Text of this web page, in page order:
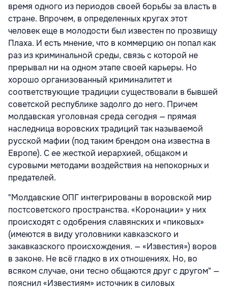
время одного из периодов своей борьбы за власть в
стране. Впрочем, в определенных кругах этот
человек еще в молодости был известен по прозвищу
Плаха. И есть мнение, что в коммерцию он попал как
раз из криминальной среды, связь с которой не
прерывал ни на одном этапе своей карьеры. Но
хорошо организованный криминалитет и
соответствующие традиции существовали в бывшей
советской республике задолго до него. Причем
молдавская уголовная среда сегодня — прямая
наследница воровских традиций так называемой
русской мафии (под таким брендом она известна в
Европе). С ее жесткой иерархией, общаком и
суровыми методами воздействия на непокорных и
предателей.
"Молдавские ОПГ интегрированы в воровской мир
постсоветского пространства. «Коронации» у них
происходят с одобрения славянских и «пиковых»
(имеются в виду уголовники кавказского и
закавказского происхождения. — «Известия») воров
в законе. Не всё гладко в их отношениях. Но, во
всяком случае, они тесно общаются друг с другом" —
пояснил «Известиям» источник в силовых